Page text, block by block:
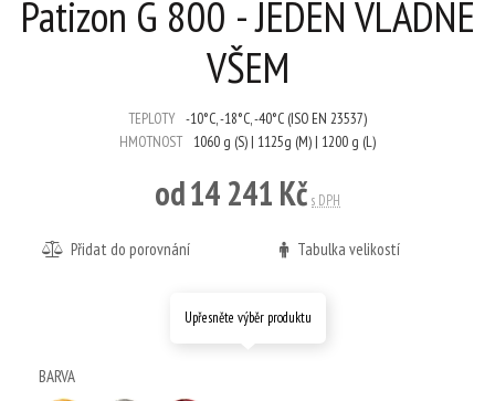
Patizon G 800 - JEDEN VLÁDNE
VŠEM
TEPLOTY -10°C, -18°C, -40°C (ISO EN 23537)
HMOTNOST
1060 g (S) | 1125g (M) | 1200 g (L)
od14 241 Kč s DPH
Přidat do porovnání Tabulka velikostí
Upřesněte výběr produktu
BARVA